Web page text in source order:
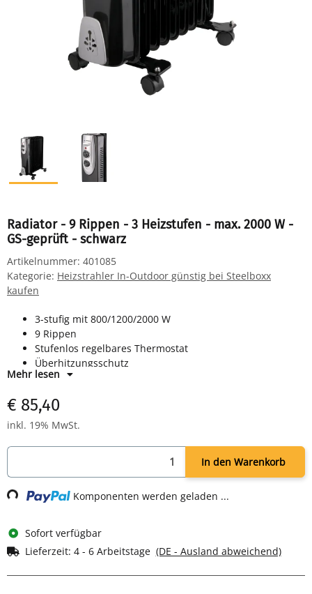
Radiator - 9 Rippen - 3 Heizstufen - max. 2000 W -
GS-geprüft - schwarz
Artikelnummer: 401085
Kategorie: Heizstrahler In-Outdoor günstig bei Steelboxx
kaufen
3-stufig mit 800/1200/2000 W
9 Rippen
Stufenlos regelbares Thermostat
Überhitzungsschutz
Kabelaufwicklung
4 Transportrollen
Tragegriff
Farbe schwarz
Mehr lesen
€ 85,40
inkl. 19% MwSt.
In den Warenkorb
Loading... Komponenten werden geladen ...
Sofort verfügbar
Lieferzeit: 4 - 6 Arbeitstage (DE - Ausland abweichend)